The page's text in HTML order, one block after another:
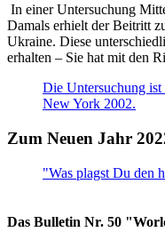
In einer Untersuchung
Damals erhielt der Beitritt
Ukraine. Diese
erhalten – Sie hat mit den
Die Untersuchung
New York 2002.
Zum Neuen Jahr
"Was plagst Du den
Das Bulletin Nr. 50